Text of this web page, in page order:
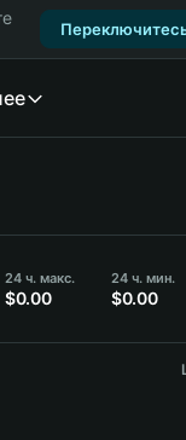
24 ч. макс.
$0.00
24 ч. мин.
$0.00